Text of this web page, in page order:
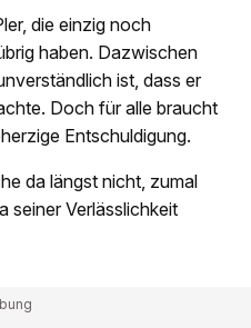
die einzig noch
haben. Dazwischen
ist, dass er
Doch für alle braucht
Entschuldigung.
da längst nicht, zumal
seiner Verlässlichkeit